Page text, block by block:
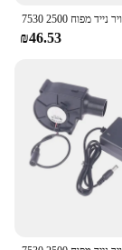
₪46.53